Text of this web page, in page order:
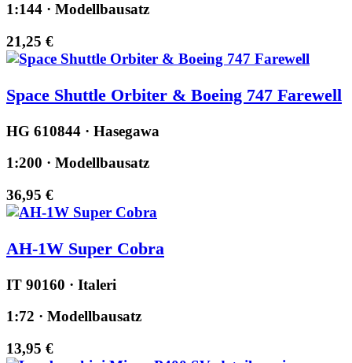
1:144 · Modellbausatz
21,25 €
Space Shuttle Orbiter & Boeing 747 Farewell
HG 610844 · Hasegawa
1:200 · Modellbausatz
36,95 €
AH-1W Super Cobra
IT 90160 · Italeri
1:72 · Modellbausatz
13,95 €